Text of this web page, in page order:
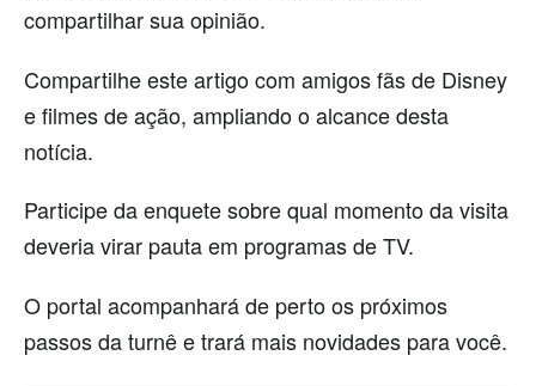
compartilhar sua opinião.
Compartilhe este artigo com amigos fãs de Disney
e filmes de ação, ampliando o alcance desta
notícia.
Participe da enquete sobre qual momento da visita
deveria virar pauta em programas de TV.
O portal acompanhará de perto os próximos
passos da turnê e trará mais novidades para você.